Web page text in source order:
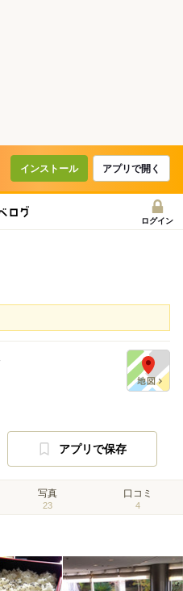
インストール アプリで開く
ログイン
アプリで保存
写真
23
口コミ
4